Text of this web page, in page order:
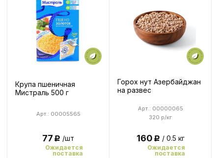
Крупа пшеничная
Мистраль 500 г
Арт.: 00005565
77Р /шт
Ожидается
поставка
Горох нут Азербайджан
на развес
320 р/кг
Арт.: 00000065
160Р / 0.5 кг
Ожидается
поставка